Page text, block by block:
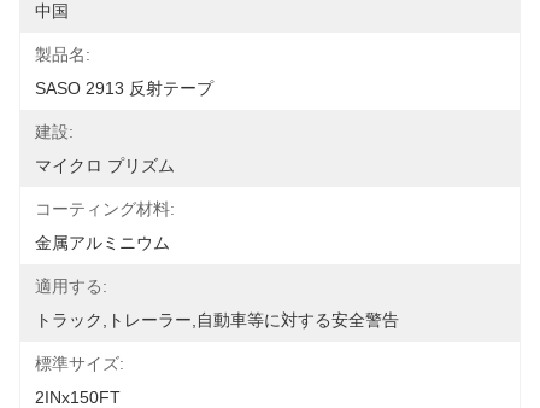
中国
製品名:
SASO 2913 反射テープ
建設:
マイクロ プリズム
コーティング材料:
金属アルミニウム
適用する:
トラック,トレーラー,自動車等に対する安全警告
標準サイズ:
2INx150FT